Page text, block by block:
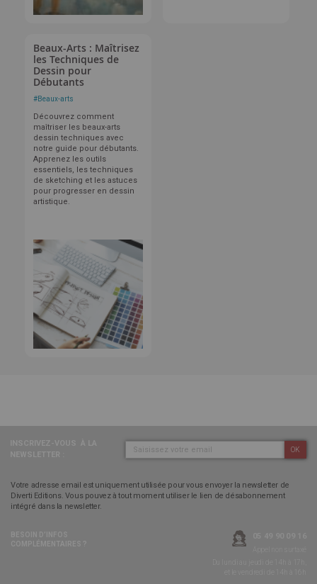
Beaux-Arts : Maîtrisez
les Techniques de
Dessin pour
Débutants
#Beaux-arts
Découvrez comment
maîtriser les beaux-arts
dessin techniques avec
notre guide pour débutants.
Apprenez les outils
essentiels, les techniques
de sketching et les astuces
pour progresser en dessin
artistique.
OK
Votre adresse email est uniquement utilisée pour vous envoyer la newsletter de
Diverti Editions. Vous pouvez à tout moment utiliser le lien de désabonnement
intégré dans la newsletter.